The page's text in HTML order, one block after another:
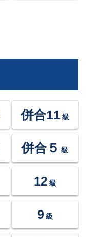
併合11 級
併合５ 級
12 級
9 級